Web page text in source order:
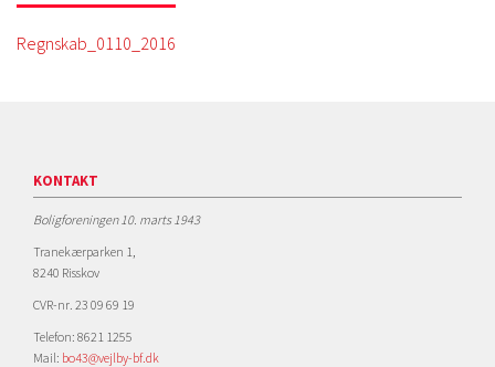
Regnskab_0110_2016
KONTAKT
Boligforeningen 10. marts 1943
Tranekærparken 1,
8240 Risskov
CVR-nr. 23 09 69 19
Telefon: 8621 1255
Mail: bo43@vejlby-bf.dk